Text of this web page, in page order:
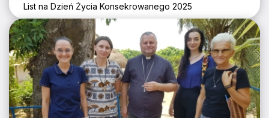
List na Dzień Życia Konsekrowanego 2025